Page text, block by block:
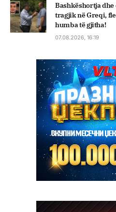
Bashkëshortja
tragjik në Greqi,
humba të gjitha!
07.08.2026, 16:19